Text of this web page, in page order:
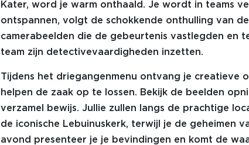
Kater, word je warm onthaald. Je wordt in teams
ontspannen, volgt de schokkende onthulling van
camerabeelden die de gebeurtenis vastlegden en
team zijn detectivevaardigheden inzetten.
Tijdens het driegangenmenu ontvang je creatieve
helpen de zaak op te lossen. Bekijk de beelden
verzamel bewijs. Jullie zullen langs de prachtige
de iconische Lebuinuskerk, terwijl je de geheimen
avond presenteer je je bevindingen en komt de